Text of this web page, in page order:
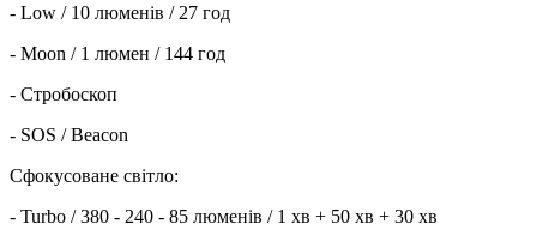
- Low / 10 люменів / 27 год
- Moon / 1 люмен / 144 год
- Стробоскоп
- SOS / Beacon
Сфокусоване світло:
- Turbo / 380 - 240 - 85 люменів / 1 хв + 50 хв + 30 хв